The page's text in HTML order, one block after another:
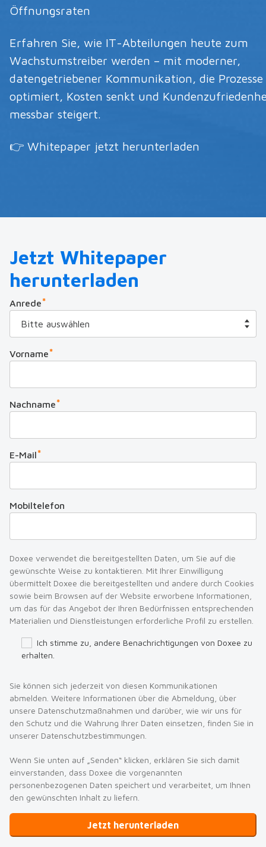
Öffnungsraten
Erfahren Sie, wie IT-Abteilungen heute zum
Wachstumstreiber werden – mit moderner,
datengetriebener Kommunikation, die Prozesse
optimiert, Kosten senkt und
messbar steigert.
👉 Whitepaper jetzt herunterladen
Jetzt Whitepaper
herunterladen
Anrede*
Vorname*
Nachname*
E-Mail*
Mobiltelefon
Doxee verwendet die bereitgestellten Daten, um Sie auf die
gewünschte Weise zu kontaktieren. Mit Ihrer Einwilligung
übermittelt Doxee die bereitgestellten und andere durch Cookies
sowie beim Browsen auf der Website erworbene Informationen,
um das für das Angebot der Ihren Bedürfnissen entsprechenden
Materialien und Dienstleistungen erforderliche Profil zu erstellen.
Ich stimme zu, andere Benachrichtigungen von Doxee zu
erhalten.
Sie können sich jederzeit von diesen Kommunikationen
abmelden. Weitere Informationen über die Abmeldung, über
unsere Datenschutzmaßnahmen und darüber, wie wir uns für
den Schutz und die Wahrung Ihrer Daten einsetzen, finden Sie in
unserer Datenschutzbestimmungen.
Wenn Sie unten auf „Senden“ klicken, erklären Sie sich damit
einverstanden, dass Doxee die vorgenannten
personenbezogenen Daten speichert und verarbeitet, um Ihnen
den gewünschten Inhalt zu liefern.